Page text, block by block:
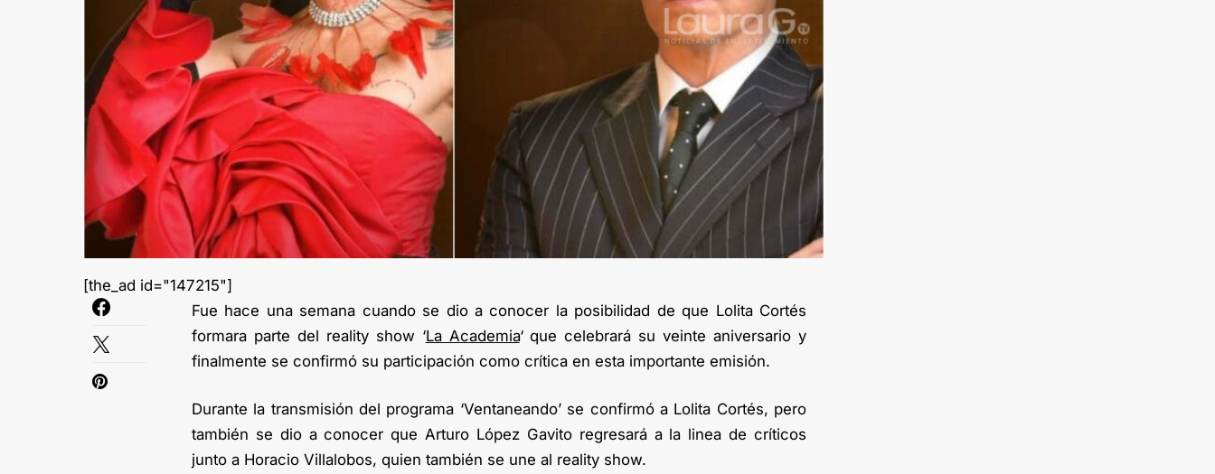
[the_ad id="147215"]
Fue hace una semana cuando se dio a conocer la posibilidad de que Lolita Cortés
formara parte del reality show ‘La Academia‘ que celebrará su veinte aniversario y
finalmente se confirmó su participación como crítica en esta importante emisión.
Durante la transmisión del programa ‘Ventaneando’ se confirmó a Lolita Cortés, pero
también se dio a conocer que Arturo López Gavito regresará a la linea de críticos
junto a Horacio Villalobos, quien también se une al reality show.